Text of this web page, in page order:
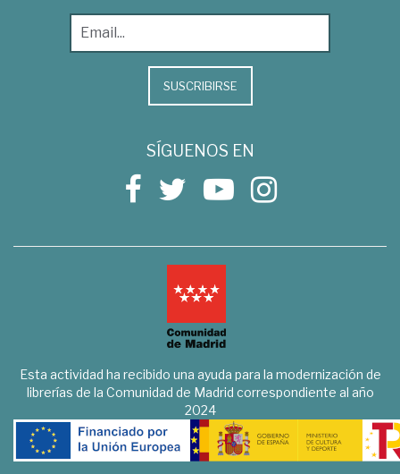
SUSCRIBIRSE
SÍGUENOS EN
Esta actividad ha recibido una ayuda para la modernización de
librerías de la Comunidad de Madrid correspondiente al año
2024